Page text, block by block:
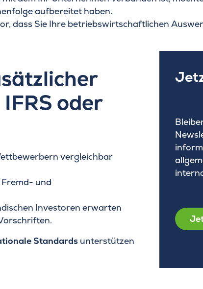
aufbereitet haben.
dass Sie Ihre betriebswirtschaftlichen
oder
vergleichbar
und
Investoren erwarten
Standards unterstützen